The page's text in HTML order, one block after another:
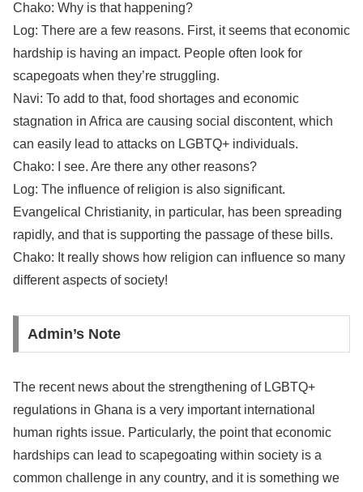
Chako: Why is that happening?
Log: There are a few reasons. First, it seems that economic
hardship is having an impact. People often look for
scapegoats when they’re struggling.
Navi: To add to that, food shortages and economic
stagnation in Africa are causing social discontent, which
can easily lead to attacks on LGBTQ+ individuals.
Chako: I see. Are there any other reasons?
Log: The influence of religion is also significant.
Evangelical Christianity, in particular, has been spreading
rapidly, and that is supporting the passage of these bills.
Chako: It really shows how religion can influence so many
different aspects of society!
Admin’s Note
The recent news about the strengthening of LGBTQ+
regulations in Ghana is a very important international
human rights issue. Particularly, the point that economic
hardships can lead to scapegoating within society is a
common challenge in any country, and it is something we